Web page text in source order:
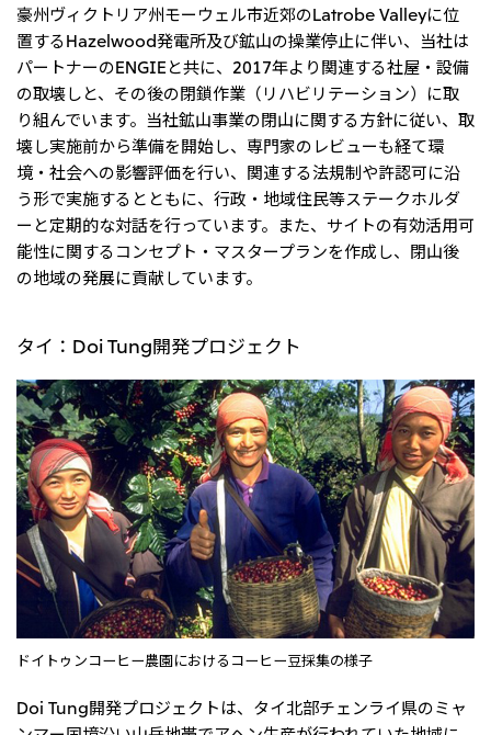
豪州ヴィクトリア州モーウェル市近郊のLatrobe Valleyに位
置するHazelwood発電所及び鉱山の操業停止に伴い、当社は
パートナーのENGIEと共に、2017年より関連する社屋・設備
の取壊しと、その後の閉鎖作業（リハビリテーション）に取
り組んでいます。当社鉱山事業の閉山に関する方針に従い、取
壊し実施前から準備を開始し、専門家のレビューも経て環
境・社会への影響評価を行い、関連する法規制や許認可に沿
う形で実施するとともに、行政・地域住民等ステークホルダ
ーと定期的な対話を行っています。また、サイトの有効活用可
能性に関するコンセプト・マスタープランを作成し、閉山後
の地域の発展に貢献しています。
タイ：Doi Tung開発プロジェクト
ドイトゥンコーヒー農園におけるコーヒー豆採集の様子
Doi Tung開発プロジェクトは、タイ北部チェンライ県のミャ